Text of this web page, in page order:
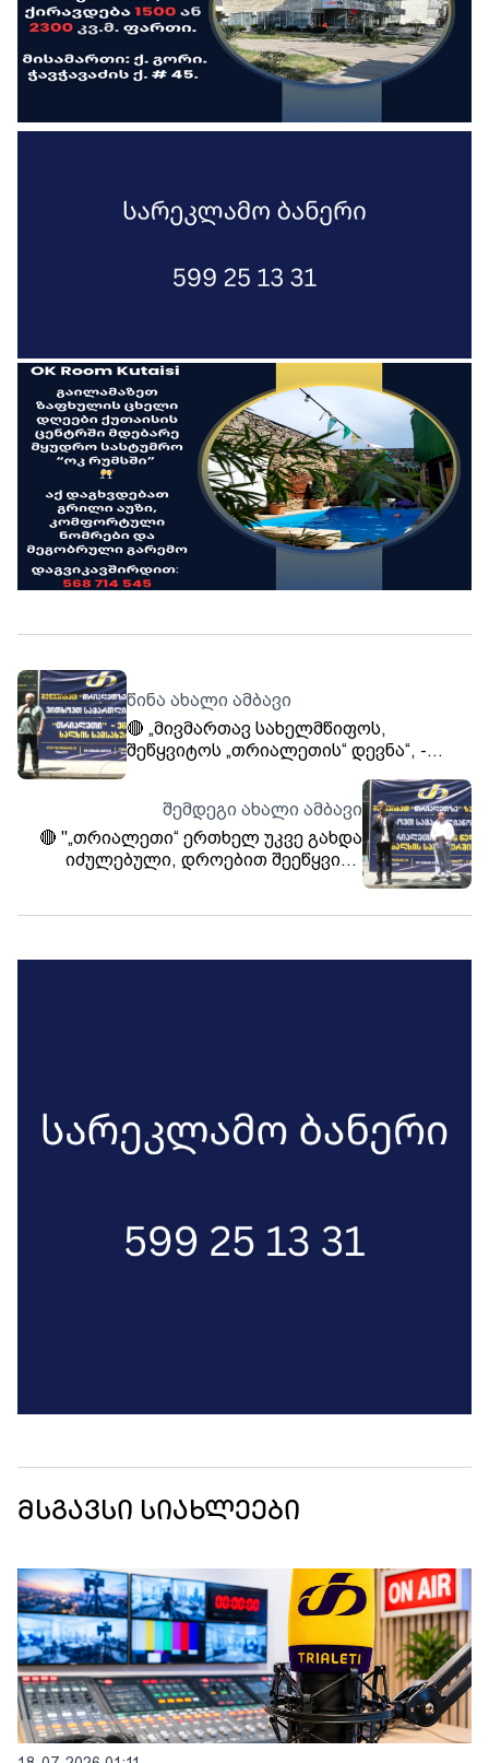
წინა ახალი ამბავი
🔴 „მივმართავ სახელმწიფოს,
შეწყვიტოს „თრიალეთის“ დევნა“, -
შემდეგი ახალი ამბავი
🔴 "„თრიალეთი“ ერთხელ უკვე გახდა
იძულებული, დროებით შეეწყვიტა
მსგავსი სიახლეები